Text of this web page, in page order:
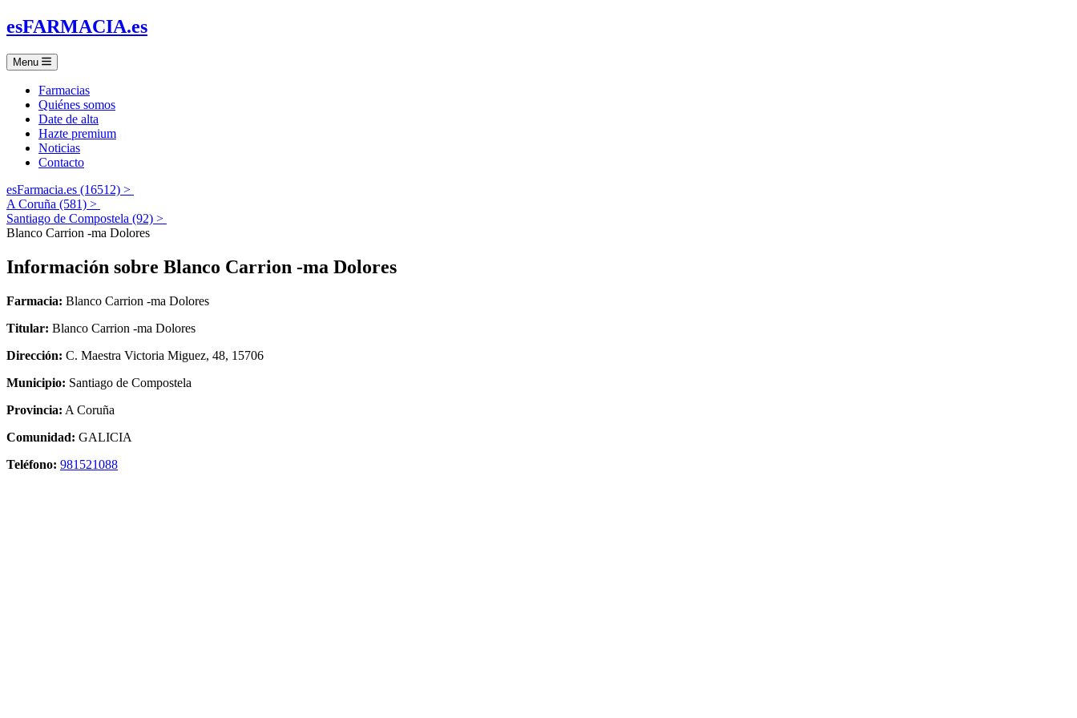
esFARMACIA.es
Menu
Farmacias
Quiénes somos
Date de alta
Hazte premium
Noticias
Contacto
esFarmacia.es (16512) >
A Coruña (581) >
Santiago de Compostela (92) >
Blanco Carrion -ma Dolores
Información sobre Blanco Carrion -ma Dolores
Farmacia: Blanco Carrion -ma Dolores
Titular: Blanco Carrion -ma Dolores
Dirección: C. Maestra Victoria Miguez, 48, 15706
Municipio: Santiago de Compostela
Provincia: A Coruña
Comunidad: GALICIA
Teléfono: 981521088